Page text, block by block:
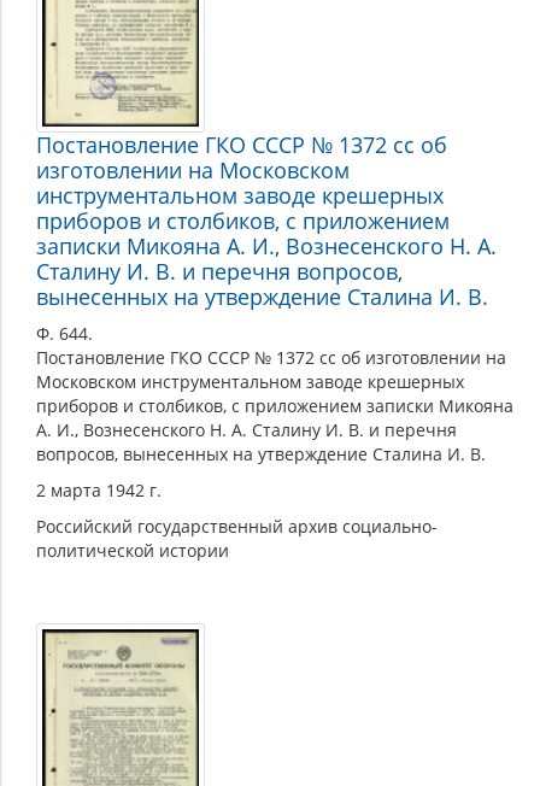
Постановление ГКО СССР № 1372 сс об
изготовлении на Московском
инструментальном заводе крешерных
приборов и столбиков, с приложением
записки Микояна А. И., Вознесенского Н. А.
Сталину И. В. и перечня вопросов,
вынесенных на утверждение Сталина И. В.
Ф. 644.
Постановление ГКО СССР № 1372 сс об изготовлении на
Московском инструментальном заводе крешерных
приборов и столбиков, с приложением записки Микояна
А. И., Вознесенского Н. А. Сталину И. В. и перечня
вопросов, вынесенных на утверждение Сталина И. В.
2 марта 1942 г.
Российский государственный архив социально-
политической истории